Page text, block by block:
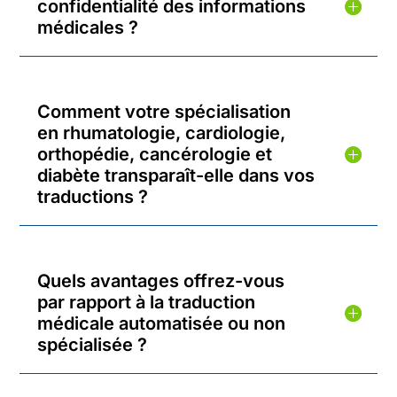
confidentialité des informations
médicales ?
Comment votre spécialisation
en rhumatologie, cardiologie,
orthopédie, cancérologie et
diabète transparaît-elle dans vos
traductions ?
Quels avantages offrez-vous
par rapport à la traduction
médicale automatisée ou non
spécialisée ?